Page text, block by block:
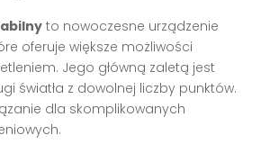
to nowoczesne urządzenie
oferuje większe możliwości
Jego główną zaletą jest
światła z dowolnej liczby punktów.
dla skomplikowanych